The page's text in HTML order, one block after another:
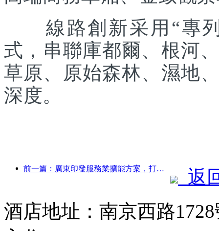
線路創新采用“專列
式，串聯庫都爾、根河
草原、原始森林、濕地
深度。
前一篇：廣東印發服務業擴能方案，打造大灣區世界級旅游目的地
返
酒店地址：南京西路